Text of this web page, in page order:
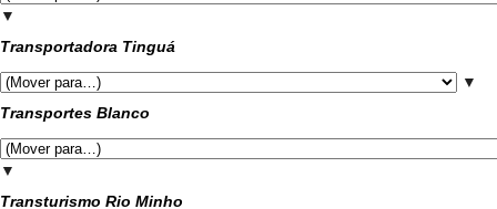
▼
Transportadora Tinguá
▼
Transportes Blanco
▼
Transturismo Rio Minho